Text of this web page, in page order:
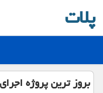
پلات
بروز ترین پروژه